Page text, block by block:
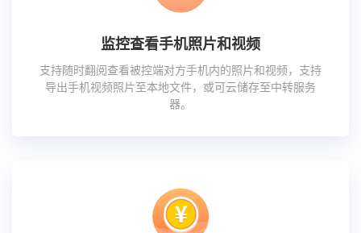
监控查看手机照片和视频
支持随时翻阅查看被控端对方手机内的照片和视频，支持
导出手机视频照片至本地文件，或可云储存至中转服务
器。